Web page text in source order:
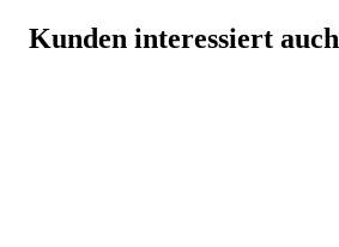
Kunden interessiert auch